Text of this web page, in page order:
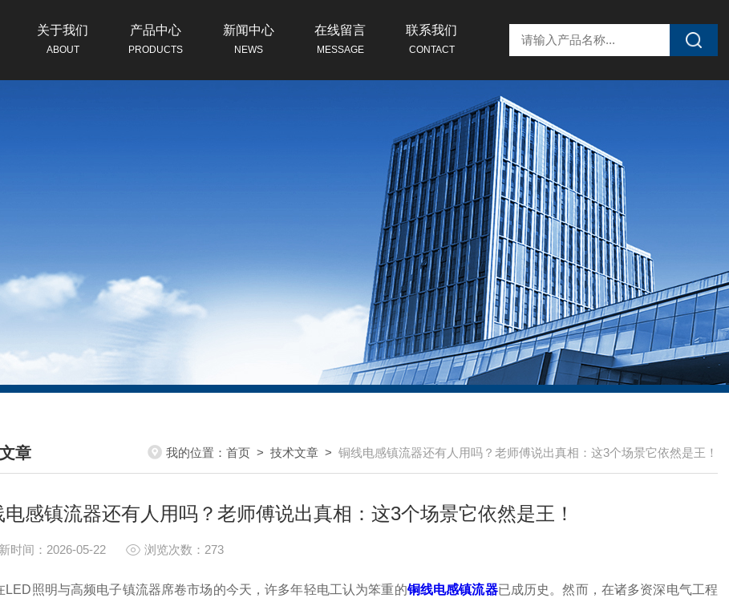
关于我们
ABOUT
产品中心
PRODUCTS
新闻中心
NEWS
在线留言
MESSAGE
联系我们
CONTACT
章
ARTICLES
我的位置： 首页 > 技术文章 > 铜线电感镇流器还有人用吗？老师傅说出真相：这3个场景它依然是王！
电感镇流器还有人用吗？老师傅说出真相：这3个场景它依然是王！
时间：2026-05-22 浏览次数：273
照明与高频电子镇流器席卷市场的今天，许多年轻电工认为笨重的铜线电感镇流器已成历史。然而，在诸多资深电气工程